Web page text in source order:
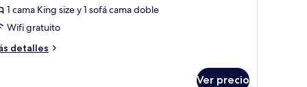
1 cama King size y 1 sofá cama doble
Wifi gratuito
detalles
Ver precio